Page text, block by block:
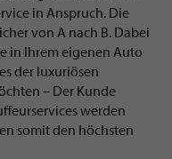
in Anspruch. Die
von A nach B. Dabei
in Ihrem eigenen Auto
der luxuriösen
– Der Kunde
werden
somit den höchsten